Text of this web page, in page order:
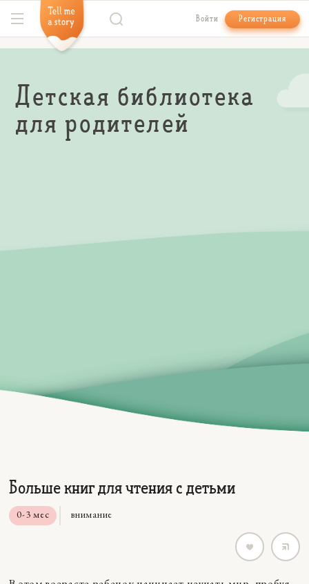
Войти Регистрация
Детская библиотека
для родителей
Больше книг для чтения с детьми
0-3 мес внимание